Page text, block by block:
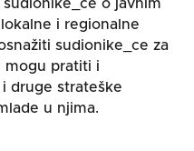
o javnim
i regionalne
sudionike_ce za
mogu pratiti i
druge strateške
u njima.